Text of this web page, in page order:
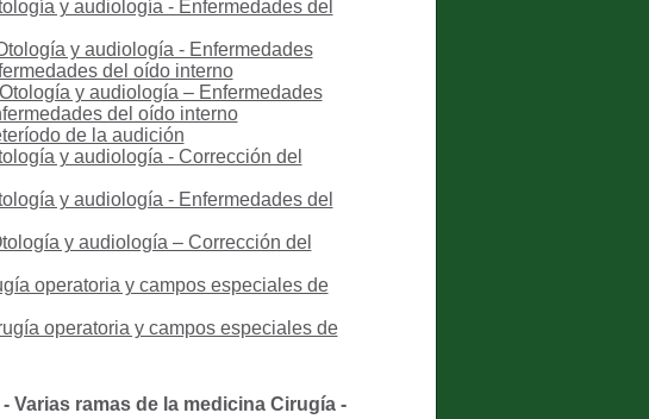
y audiología - Enfermedades del
y audiología - Enfermedades
del oído interno
y audiología – Enfermedades
del oído interno
de la audición
y audiología - Corrección del
y audiología - Enfermedades del
y audiología – Corrección del
operatoria y campos especiales de
operatoria y campos especiales de
Varias ramas de la medicina Cirugía -